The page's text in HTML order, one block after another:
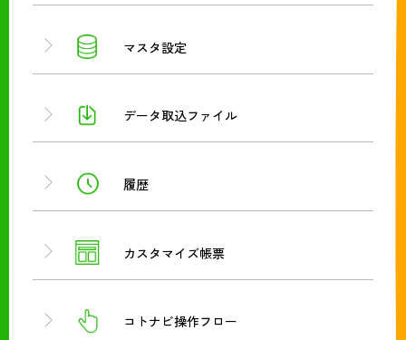
マスタ設定
データ取込ファイル
履歴
カスタマイズ帳票
コトナビ操作フロー